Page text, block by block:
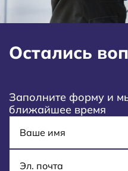
Остались
Заполните форму и
ближайшее время